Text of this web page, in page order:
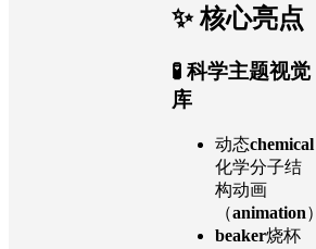
✨ 核心亮点
🧪 科学主题视觉
库
动态chemical
化学分子结
构动画
（animation）
beaker烧杯